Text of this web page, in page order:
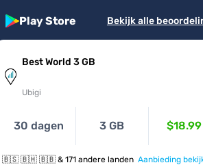
Play Store Bekijk alle
Best World 3 GB
Ubigi
30 dagen 3 GB $18.99
🇧🇸 🇧🇭 🇧🇧 & 171 andere landen Aanbieding